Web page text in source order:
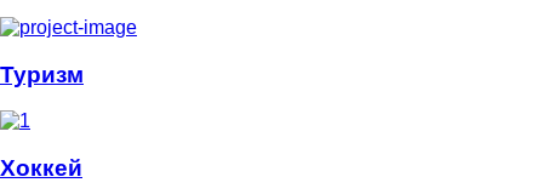
Туризм
Хоккей